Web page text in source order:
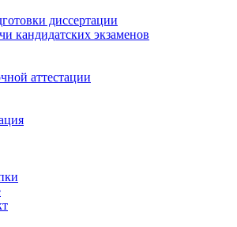
диссертации
кандидатских экзаменов
аттестации